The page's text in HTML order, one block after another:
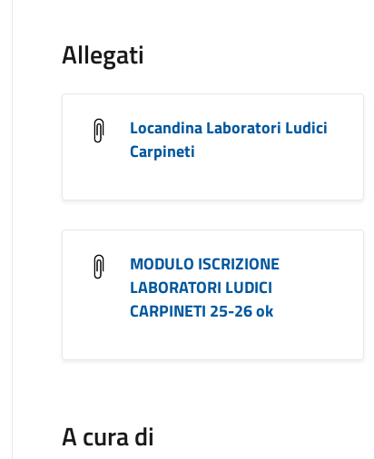
Allegati
Locandina Laboratori Ludici
Carpineti
MODULO ISCRIZIONE
LABORATORI LUDICI
CARPINETI 25-26 ok
A cura di